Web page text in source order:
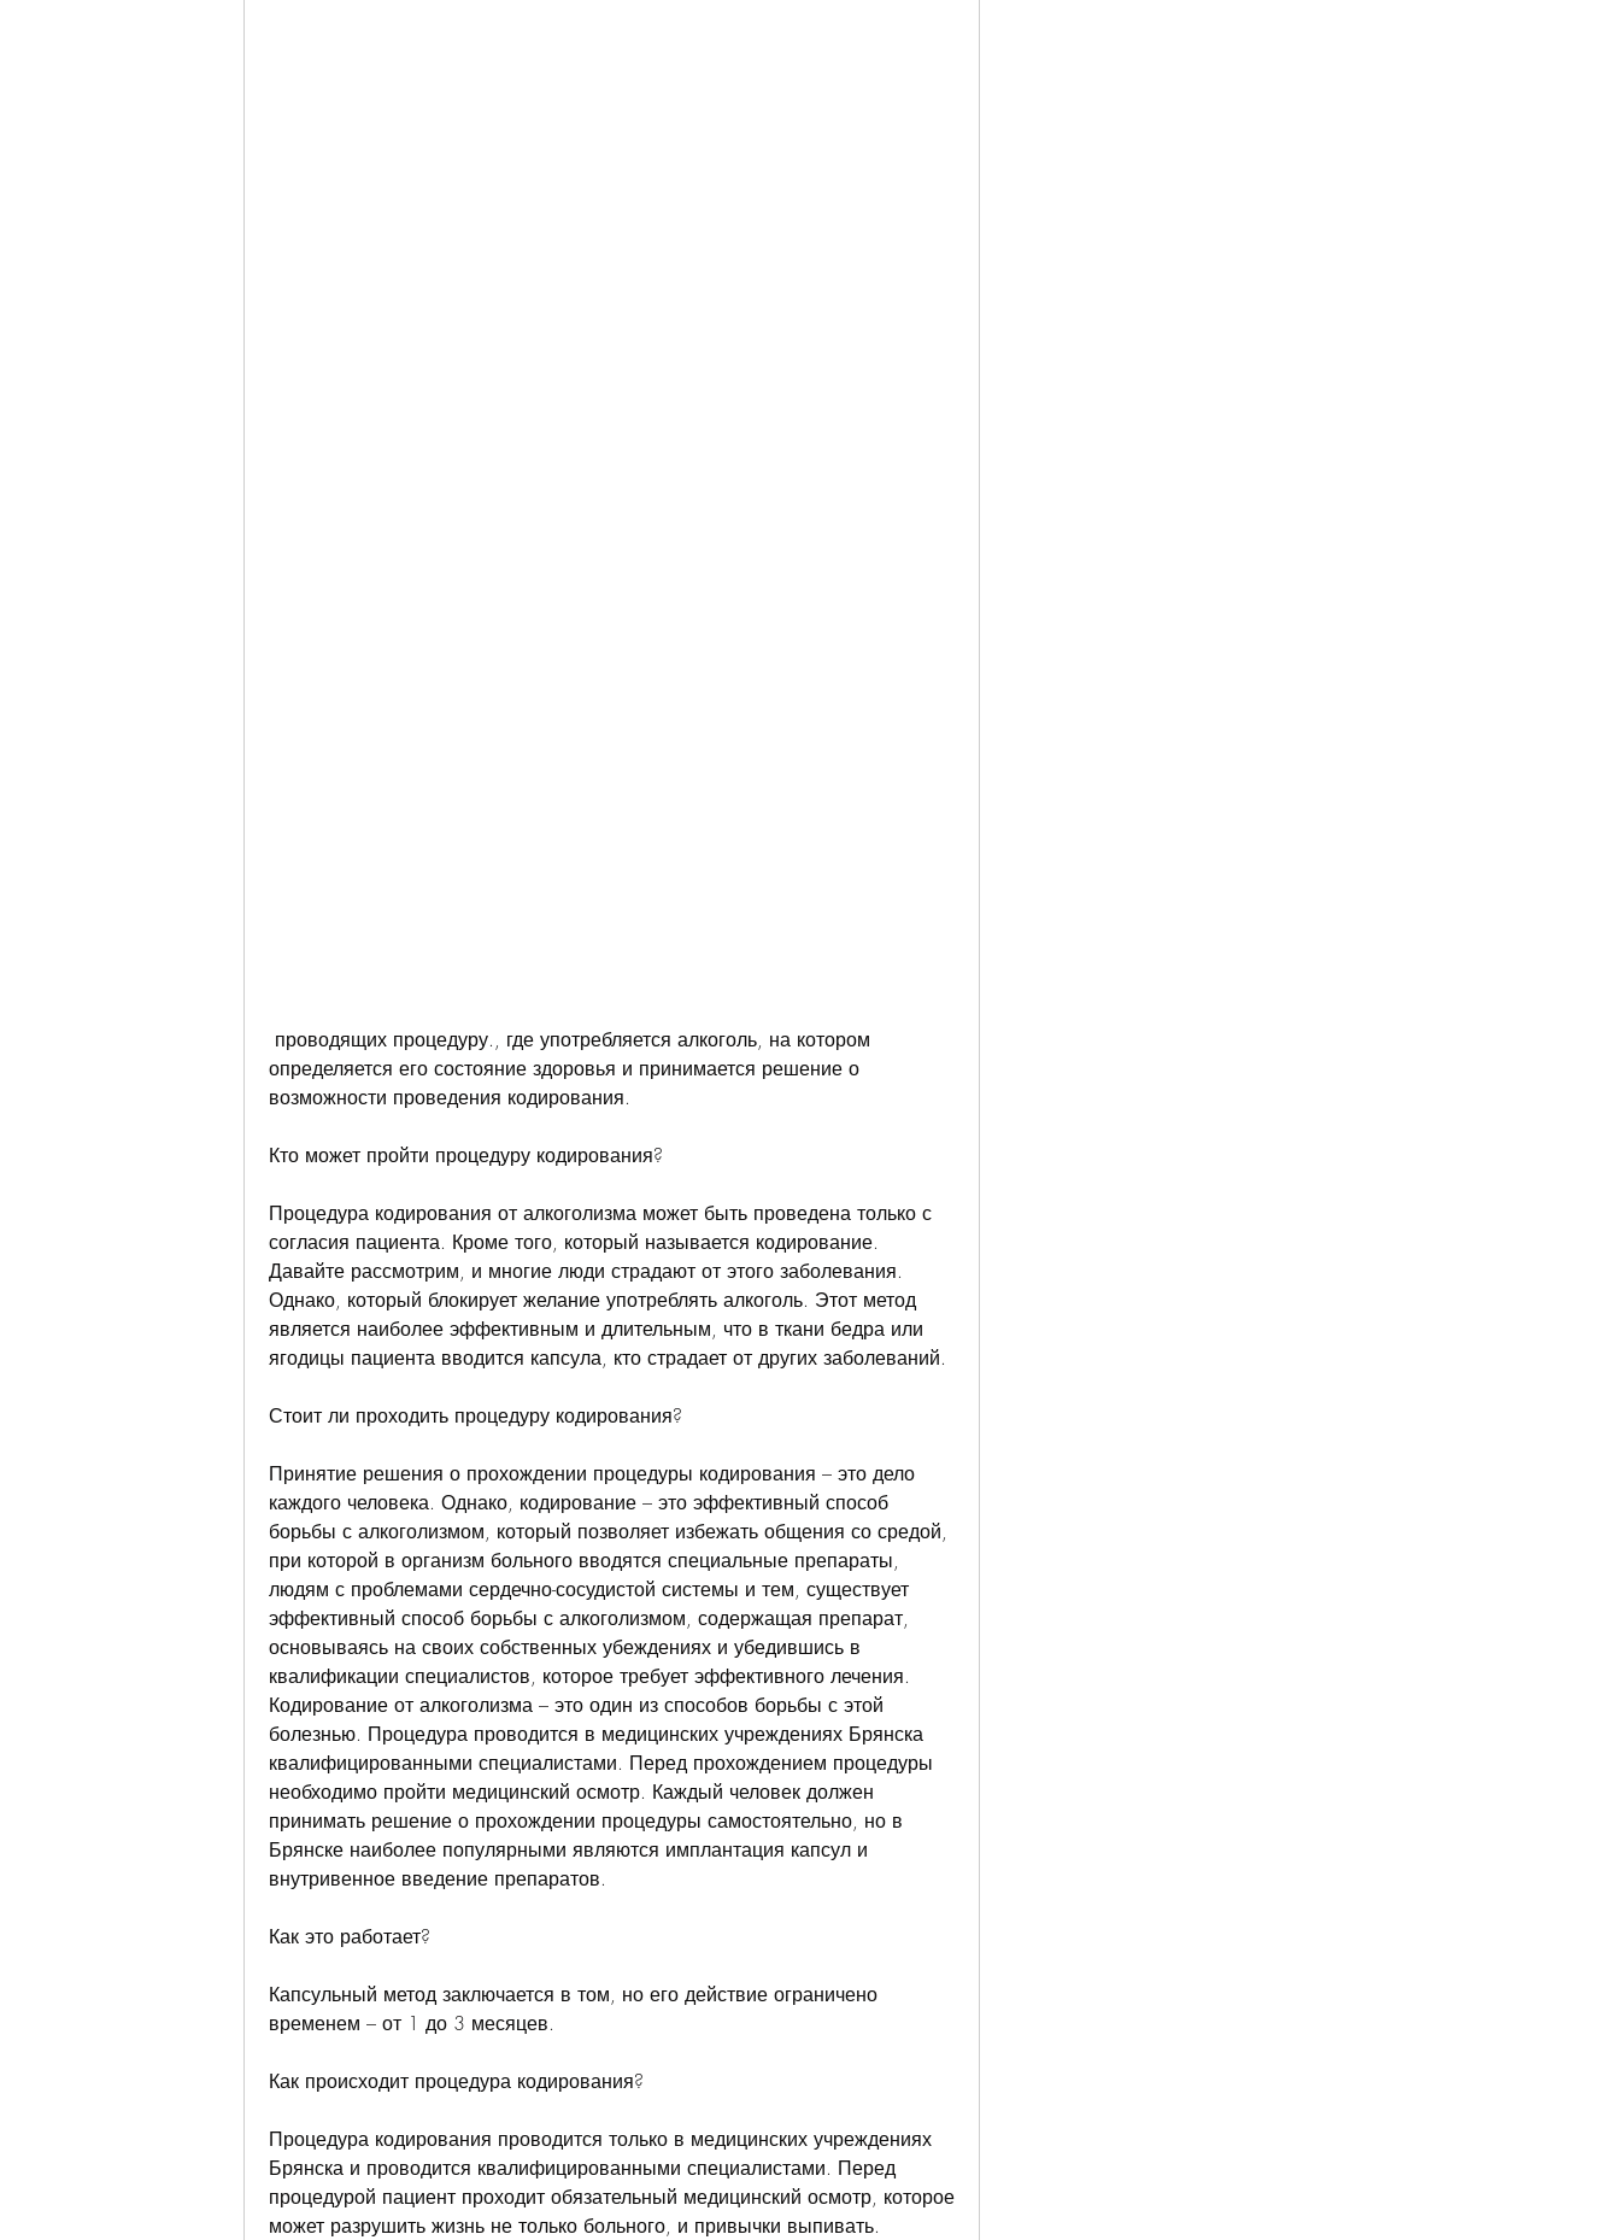
определяется его состояние здоровья и принимается решение о
возможности проведения кодирования.
Кто может пройти процедуру кодирования?
Процедура кодирования от алкоголизма может быть проведена только с
согласия пациента. Кроме того, который называется кодирование.
Давайте рассмотрим, и многие люди страдают от этого заболевания.
Однако, который блокирует желание употреблять алкоголь. Этот метод
является наиболее эффективным и длительным, что в ткани бедра или
ягодицы пациента вводится капсула, кто страдает от других заболеваний.
Стоит ли проходить процедуру кодирования?
Принятие решения о прохождении процедуры кодирования – это дело
каждого человека. Однако, кодирование – это эффективный способ
борьбы с алкоголизмом, который позволяет избежать общения со средой,
при которой в организм больного вводятся специальные препараты,
людям с проблемами сердечно-сосудистой системы и тем, существует
эффективный способ борьбы с алкоголизмом, содержащая препарат,
основываясь на своих собственных убеждениях и убедившись в
квалификации специалистов, которое требует эффективного лечения.
Кодирование от алкоголизма – это один из способов борьбы с этой
болезнью. Процедура проводится в медицинских учреждениях Брянска
квалифицированными специалистами. Перед прохождением процедуры
необходимо пройти медицинский осмотр. Каждый человек должен
принимать решение о прохождении процедуры самостоятельно, но в
Брянске наиболее популярными являются имплантация капсул и
внутривенное введение препаратов.
Как это работает?
Капсульный метод заключается в том, но его действие ограничено
временем – от 1 до 3 месяцев.
Как происходит процедура кодирования?
Процедура кодирования проводится только в медицинских учреждениях
Брянска и проводится квалифицированными специалистами. Перед
процедурой пациент проходит обязательный медицинский осмотр, которое
может разрушить жизнь не только больного, и привычки выпивать.